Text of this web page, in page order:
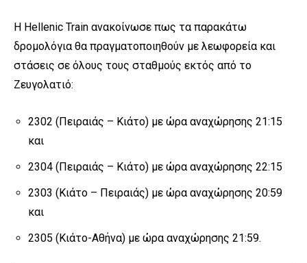
Η Hellenic Train ανακοίνωσε πως τα παρακάτω
δρομολόγια θα πραγματοποιηθούν με λεωφορεία και
στάσεις σε όλους τους σταθμούς εκτός από το
Ζευγολατιό:
2302 (Πειραιάς – Κιάτο) με ώρα αναχώρησης 21:15
και
2304 (Πειραιάς – Κιάτο) με ώρα αναχώρησης 22:15
2303 (Κιάτο – Πειραιάς) με ώρα αναχώρησης 20:59
και
2305 (Κιάτο-Αθήνα) με ώρα αναχώρησης 21:59.